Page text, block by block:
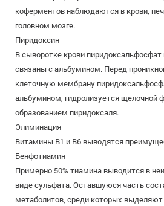
коферментов наблюдаются в крови,
головном мозге.
Пиридоксин
В сыворотке крови пиридоксальфосфат
связаны с альбумином. Перед
клеточную мембрану
альбумином, гидролизуется щелочной
образованием пиридоксаля.
Элиминация
Витамины В1 и В6 выводятся
Бенфотиамин
Примерно 50% тиамина выводится в
виде сульфата. Оставшуюся часть
метаболитов, среди которых